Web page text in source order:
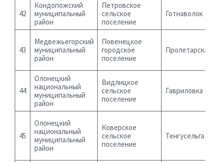
42
Кондопожский
муниципальный
район
Петровское
сельское
поселение
Готнаволок
43
Медвежьегорский
муниципальный
район
Повенецкое
городское
поселение
Пролетарская,
44
Олонецкий
национальный
муниципальный
район
Видлицкое
сельское
поселение
Гавриловка
45
Олонецкий
национальный
муниципальный
район
Коверское
сельское
поселение
Тенгусельга